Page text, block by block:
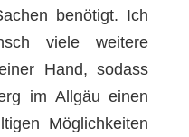
benötigt. Ich
viele weitere
Hand, sodass
im Allgäu einen
Möglichkeiten